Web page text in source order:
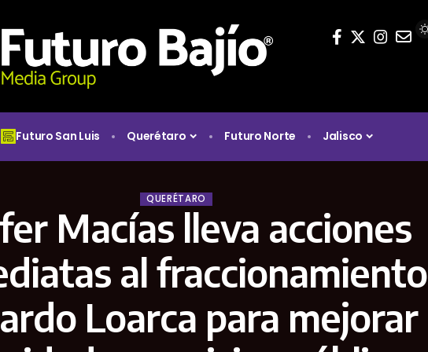
Futuro San Luis Querétaro Futuro Norte Jalisco
QUERÉTARO
Macías lleva acciones
al fraccionamiento
Loarca para mejorar